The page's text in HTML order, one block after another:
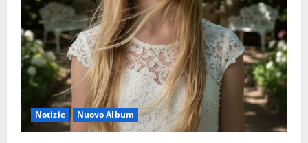
Notizie Nuovo Album